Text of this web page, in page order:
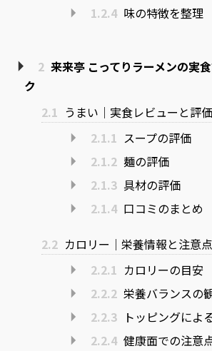
1.2.4 味の特徴を整理
2 来来亭 こってりラーメンの実
ク
2.1 うまい｜実食レビューと評価
2.1.1 スープの評価
2.1.2 麺の評価
2.1.3 具材の評価
2.1.4 口コミのまとめ
2.2 カロリー｜栄養情報と注意点
2.2.1 カロリーの目安
2.2.2 栄養バランスの
2.2.3 トッピングによ
2.2.4 健康面での注意